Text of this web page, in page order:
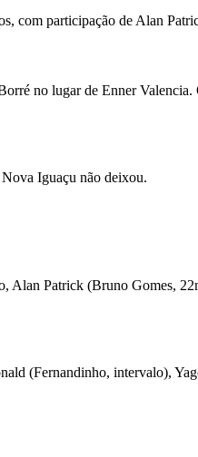
com participação de Alan
no lugar de Enner
Iguaçu não deixou.
Patrick (Bruno Gomes,
(Fernandinho, intervalo),